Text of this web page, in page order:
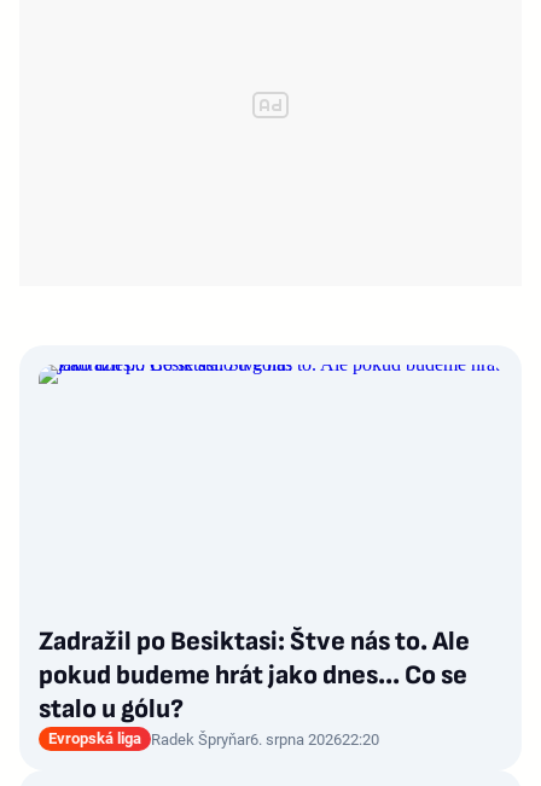
Zadražil po Besiktasi: Štve nás to. Ale
pokud budeme hrát jako dnes... Co se
stalo u gólu?
Evropská liga Radek Špryňar6. srpna 202622:20